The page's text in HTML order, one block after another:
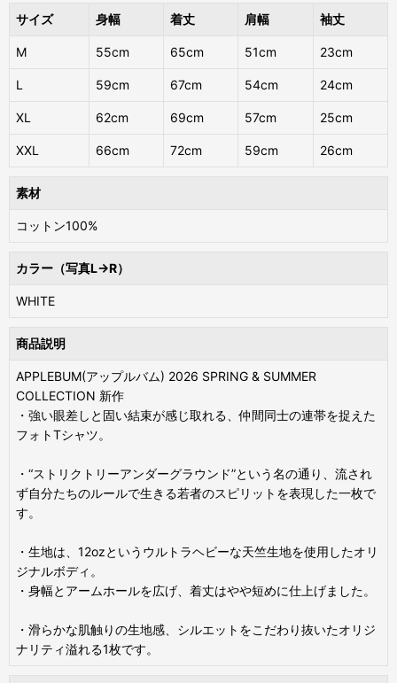
サイズ 身幅 着丈 肩幅 袖丈
M 55cm 65cm 51cm 23cm
L 59cm 67cm 54cm 24cm
XL 62cm 69cm 57cm 25cm
XXL 66cm 72cm 59cm 26cm
素材
コットン100%
カラー（写真L→R）
WHITE
商品説明
APPLEBUM(アップルバム) 2026 SPRING & SUMMER
COLLECTION 新作
・強い眼差しと固い結束が感じ取れる、仲間同士の連帯を捉えた
フォトTシャツ。
・“ストリクトリーアンダーグラウンド”という名の通り、流され
ず自分たちのルールで生きる若者のスピリットを表現した一枚で
す。
・生地は、12ozというウルトラヘビーな天竺生地を使用したオリ
ジナルボディ。
・身幅とアームホールを広げ、着丈はやや短めに仕上げました。
・滑らかな肌触りの生地感、シルエットをこだわり抜いたオリジ
ナリティ溢れる1枚です。